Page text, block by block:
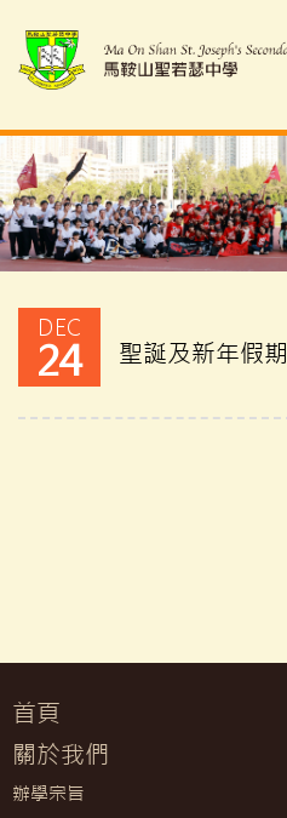
DEC
24 聖誕及新年假期
首頁
關於我們
辦學宗旨